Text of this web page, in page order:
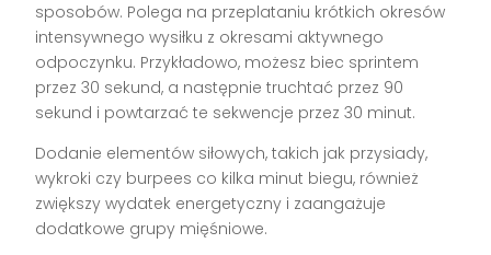
sposobów. Polega na przeplataniu krótkich okresów
intensywnego wysiłku z okresami aktywnego
odpoczynku. Przykładowo, możesz biec sprintem
przez 30 sekund, a następnie truchtać przez 90
sekund i powtarzać te sekwencje przez 30 minut.
Dodanie elementów siłowych, takich jak przysiady,
wykroki czy burpees co kilka minut biegu, również
zwiększy wydatek energetyczny i zaangażuje
dodatkowe grupy mięśniowe.